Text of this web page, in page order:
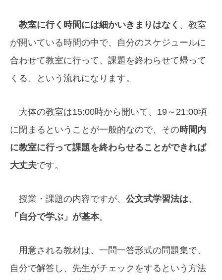
教室に行く時間には細かいきまりはなく 、教室
が開いている時間の中で、自分のスケジュールに
合わせて教室に行って、課題を終わらせて帰って
くる、という流れになります。
大体の教室は15:00時から開いて、19～21:00頃
に閉まるということが一般的なので、その時間内
に教室に行って課題を終わらせることができれば
大丈夫です。
授業・課題の内容ですが、 公文式学習法は、
「自分で学ぶ」が基本。
用意される教材は、一問一答形式の問題集で、
自分で解答し、先生がチェックをするという方法